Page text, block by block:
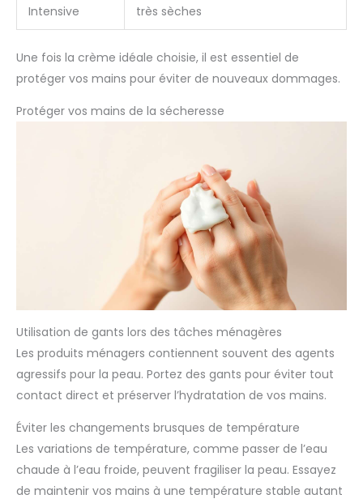
Intensive
très sèches
Une fois la crème idéale choisie, il est essentiel de
protéger vos mains pour éviter de nouveaux dommages.
Protéger vos mains de la sécheresse
Utilisation de gants lors des tâches ménagères
Les produits ménagers contiennent souvent des agents
agressifs pour la peau. Portez des gants pour éviter tout
contact direct et préserver l’hydratation de vos mains.
Éviter les changements brusques de température
Les variations de température, comme passer de l’eau
chaude à l’eau froide, peuvent fragiliser la peau. Essayez
de maintenir vos mains à une température stable autant